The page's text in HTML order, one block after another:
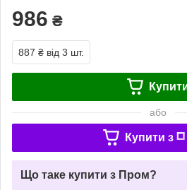
986 ₴
887 ₴ від 3 шт.
або
Купити з
Що таке купити з Пром?